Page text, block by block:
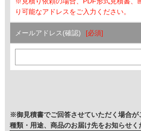
り可能なアドレスをご入力ください。
メールアドレス(確認)
※御見積書でご回答させていただく場合が
種類・用途、商品のお届け先をお知らせく